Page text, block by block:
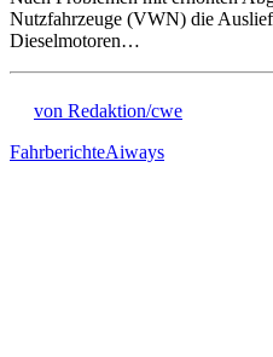
Nutzfahrzeuge (VWN) die
Dieselmotoren…
von Redaktion/cwe
FahrberichteAiways